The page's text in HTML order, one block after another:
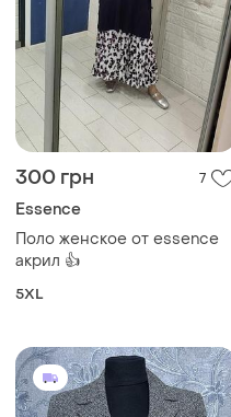
300 грн 7
Essence
Поло женское от essence
акрил 👍
5XL